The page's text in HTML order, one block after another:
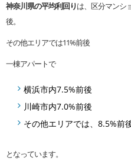
神奈川県の平均利回りは、区分マンシ
後。
その他エリアでは11%前後
一棟アパートで
横浜市内7.5%前後
川崎市内7.0%前後
その他エリアでは、8.5%前
となっています。